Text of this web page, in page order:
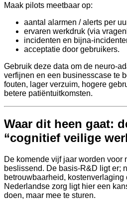
Maak pilots meetbaar op:
aantal alarmen / alerts per
ervaren werkdruk (via
incidenten en bijna-
acceptatie door gebruikers.
Gebruik deze data om de neuro-
verfijnen en een businesscase te
fouten, lager verzuim, hogere
betere patiëntuitkomsten.
Waar dit heen gaat:
“cognitief veilige
De komende vijf jaar worden voor
beslissend. De basis-R&D ligt er;
betrouwbaarheid,
Nederlandse zorg ligt hier een
doen, maar mee te sturen.